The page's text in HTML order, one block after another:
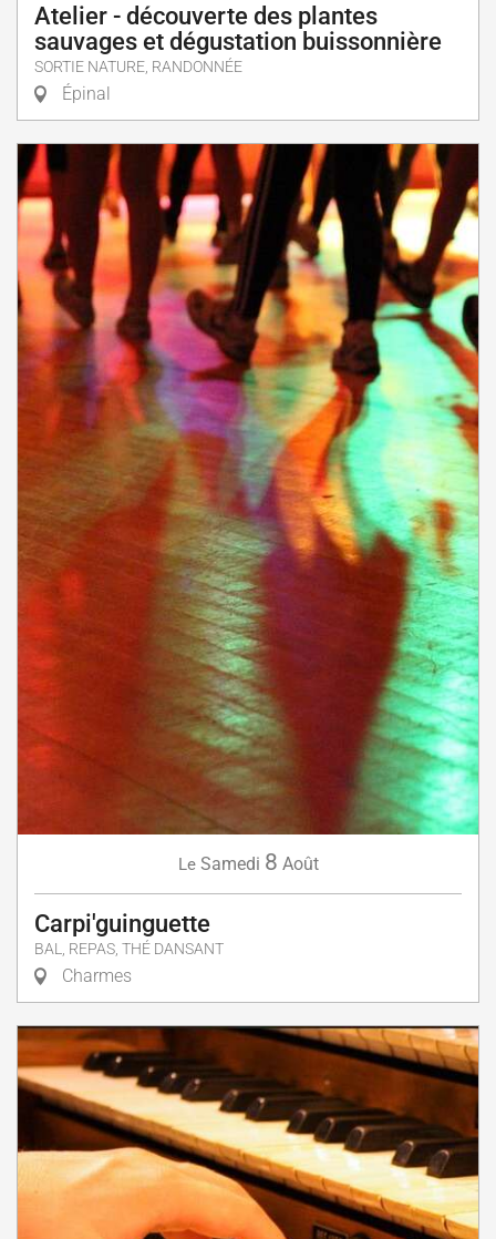
Atelier - découverte des plantes
sauvages et dégustation buissonnière
SORTIE NATURE, RANDONNÉE
Épinal
Le Samedi 8 Août
Carpi'guinguette
BAL, REPAS, THÉ DANSANT
Charmes